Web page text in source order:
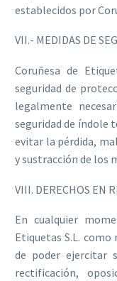
establecidos por
VII.- MEDIDAS DE
Coruñesa de
seguridad de
legalmente
seguridad de índole
evitar la pérdida,
y sustracción de los
VIII. DERECHOS EN
En cualquier
Etiquetas S.L.
de poder ejercitar
rectificación,